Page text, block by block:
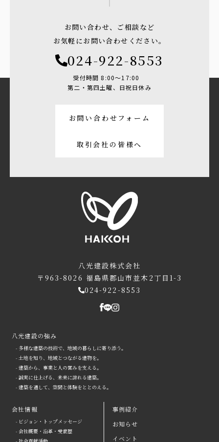
arrow
お問い合わせ、ご相談など
お気軽にお問い合わせください。
024-922-8553
受付時間 8:00〜17:00
第二・第四土曜、日祝日休み
お問い合わせフォーム
取引会社の皆様へ
八光建設株式会社
〒963-8026 福島県郡山市並木2丁目1-3
024-922-8553
八光建設の強み
- 多様な建築の技術で、地域の暮らしに寄り添う。
- 土地を知り、地域とつながる建物を。
- 建築から、事業と人の営みを支える。
- 誠実に仕上げる、未来に誇れる建築。
- 建築を通して、空間と体験をととのえる。
会社情報
- ビジョン・トップメッセージ
- 会社概要・沿革・受賞歴
事例紹介
お知らせ
イベント